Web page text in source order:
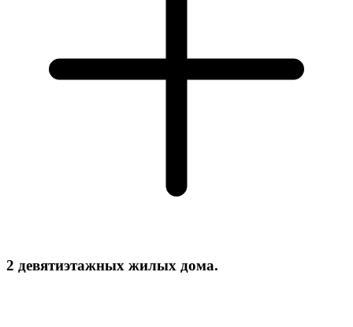
2 девятиэтажных жилых дома.